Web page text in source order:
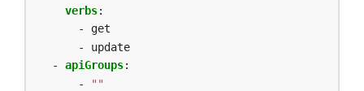
verbs:
- get
- update
- apiGroups:
-
""